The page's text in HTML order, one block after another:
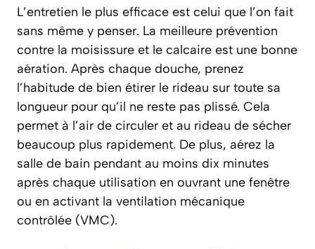
L’entretien le plus efficace est celui que l’on fait
sans même y penser. La meilleure prévention
contre la moisissure et le calcaire est une bonne
aération. Après chaque douche, prenez
l’habitude de bien étirer le rideau sur toute sa
longueur pour qu’il ne reste pas plissé. Cela
permet à l’air de circuler et au rideau de sécher
beaucoup plus rapidement. De plus, aérez la
salle de bain pendant au moins dix minutes
après chaque utilisation en ouvrant une fenêtre
ou en activant la ventilation mécanique
contrôlée (VMC).